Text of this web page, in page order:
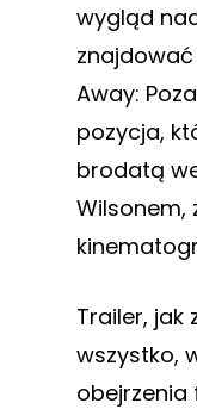
wygląd
znajdować
Away:
pozycja,
brodatą
Wilsonem,
Trailer, jak
wszystko,